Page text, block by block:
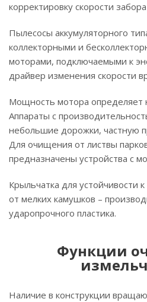
корректировку скорости
Пылесосы аккумуляторного
коллекторными и
моторами, подключаемыми к
драйвер изменения скорости
Мощность мотора определяет
Аппараты с
небольшие дорожки, частную
Для очищения от листвы
предназначены устройства с
Крыльчатка для устойчивости
от мелких камушков –
ударопрочного пластика.
Функции
Наличие в конструкции